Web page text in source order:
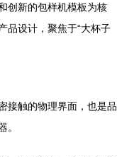
创新的包样机模板为核
品设计，聚焦于“大杯子
接触的物理界面，也是品
。